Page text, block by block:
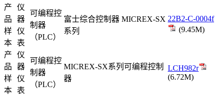
产
品
样
本
仪
器
仪
表
可编程控
制器
（PLC）
富士综合控制器 MICREX-SX
系列
22B2-C-0004f
(9.45M)
产
品
样
本
仪
器
仪
表
可编程控
制器
（PLC）
MICREX-SX系列可编程控制
器
LCH982r
(6.72M)